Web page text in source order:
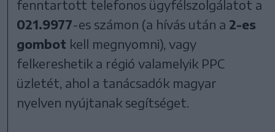
fenntartott telefonos ügyfélszolgálatot a
021.9977-es számon (a hívás után a 2-es
gombot kell megnyomni), vagy
felkereshetik a régió valamelyik PPC
üzletét, ahol a tanácsadók magyar
nyelven nyújtanak segítséget.